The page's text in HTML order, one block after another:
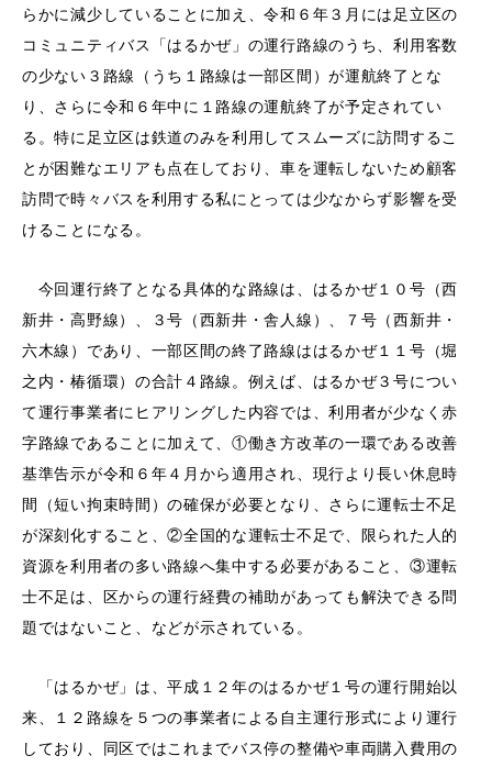
らかに減少していることに加え、令和６年３月には足立区の
コミュニティバス「はるかぜ」の運行路線のうち、利用客数
の少ない３路線（うち１路線は一部区間）が運航終了とな
り、さらに令和６年中に１路線の運航終了が予定されてい
る。特に足立区は鉄道のみを利用してスムーズに訪問するこ
とが困難なエリアも点在しており、車を運転しないため顧客
訪問で時々バスを利用する私にとっては少なからず影響を受
けることになる。
今回運行終了となる具体的な路線は、はるかぜ１０号（西
新井・高野線）、３号（西新井・舎人線）、７号（西新井・
六木線）であり、一部区間の終了路線ははるかぜ１１号（堀
之内・椿循環）の合計４路線。例えば、はるかぜ３号につい
て運行事業者にヒアリングした内容では、利用者が少なく赤
字路線であることに加えて、①働き方改革の一環である改善
基準告示が令和６年４月から適用され、現行より長い休息時
間（短い拘束時間）の確保が必要となり、さらに運転士不足
が深刻化すること、②全国的な運転士不足で、限られた人的
資源を利用者の多い路線へ集中する必要があること、③運転
士不足は、区からの運行経費の補助があっても解決できる問
題ではないこと、などが示されている。
「はるかぜ」は、平成１２年のはるかぜ１号の運行開始以
来、１２路線を５つの事業者による自主運行形式により運行
しており、同区ではこれまでバス停の整備や車両購入費用の